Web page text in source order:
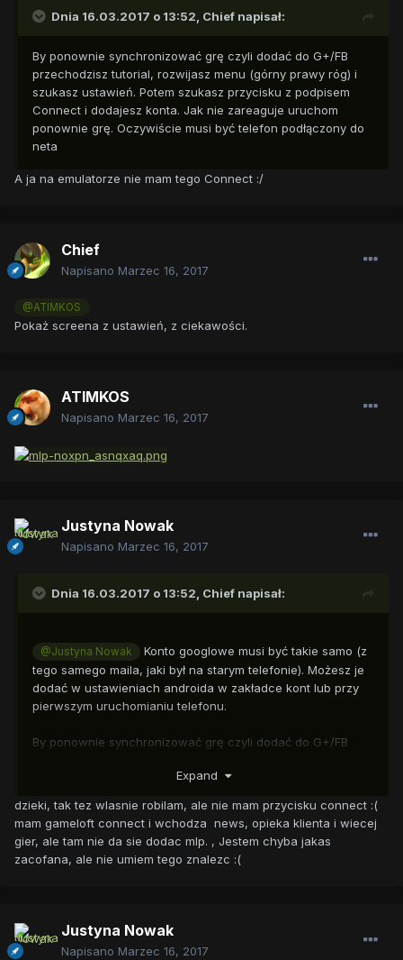
Dnia 16.03.2017 o 13:52, Chief napisał:
By ponownie synchronizować grę czyli dodać do G+/FB
przechodzisz tutorial, rozwijasz menu (górny prawy róg) i
szukasz ustawień. Potem szukasz przycisku z podpisem
Connect i dodajesz konta. Jak nie zareaguje uruchom
ponownie grę. Oczywiście musi być telefon podłączony do
neta
A ja na emulatorze nie mam tego Connect :/
Chief
Napisano Marzec 16, 2017
@ATIMKOS
Pokaż screena z ustawień, z ciekawości.
ATIMKOS
Napisano Marzec 16, 2017
Justyna Nowak
Napisano Marzec 16, 2017
Dnia 16.03.2017 o 13:52, Chief napisał:
@Justyna Nowak
Konto googlowe musi być takie samo (z
tego samego maila, jaki był na starym telefonie). Możesz je
dodać w ustawieniach androida w zakładce kont lub przy
pierwszym uruchomianiu telefonu.
By ponownie synchronizować grę czyli dodać do G+/FB
szukasz ustawień. Potem szukasz przycisku z podpisem
ponownie grę. Oczywiście musi być telefon podłączony do
neta
Jeżeli chcesz sprawdzić czy to jest na pewno ten profil
zgadzają. Są tam np daty uzyskania i osiągnięcia za lvl więc
można łatwo rozpoznać
Expand
dzieki, tak tez wlasnie robilam, ale nie mam przycisku connect :(
mam gameloft connect i wchodza news, opieka klienta i wiecej
gier, ale tam nie da sie dodac mlp. , Jestem chyba jakas
zacofana, ale nie umiem tego znalezc :(
Justyna Nowak
Napisano Marzec 16, 2017